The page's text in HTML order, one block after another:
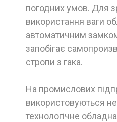
погодних умов. Для
використання ваги
автоматичним
запобігає
стропи з гака.
На промислових
використовуються
технологічне